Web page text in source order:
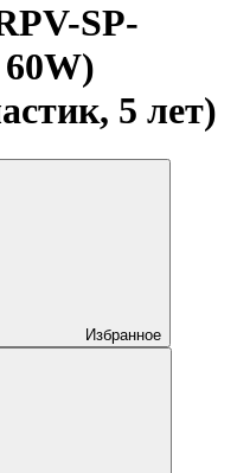
SP-
60W)
5 лет)
Избранное